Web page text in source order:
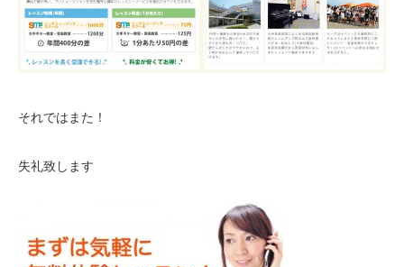
それではまた！
失礼致します